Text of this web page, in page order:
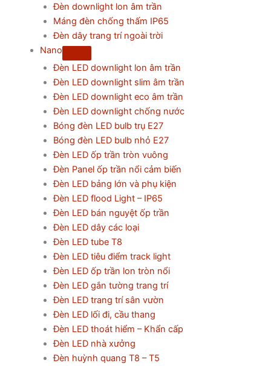
Đèn downlight lon âm trần
Máng đèn chống thấm IP65
Đèn dây trang trí ngoài trời
Nano
Đèn LED downlight lon âm trần
Đèn LED downlight slim âm trần
Đèn LED downlight eco âm trần
Đèn LED downlight chống nước
Bóng đèn LED bulb trụ E27
Bóng đèn LED bulb nhỏ E27
Đèn LED ốp trần tròn vuông
Đèn Panel ốp trần nổi cảm biến
Đèn LED bảng lớn và phụ kiện
Đèn LED flood Light – IP65
Đèn LED bán nguyệt ốp trần
Đèn LED dây các loại
Đèn LED tube T8
Đèn LED tiêu điểm track light
Đèn LED ốp trần lon tròn nổi
Đèn LED gắn tường trang trí
Đèn LED trang trí sân vườn
Đèn LED lối đi, cầu thang
Đèn LED thoát hiểm – Khẩn cấp
Đèn LED nhà xưởng
Đèn huỳnh quang T8 – T5